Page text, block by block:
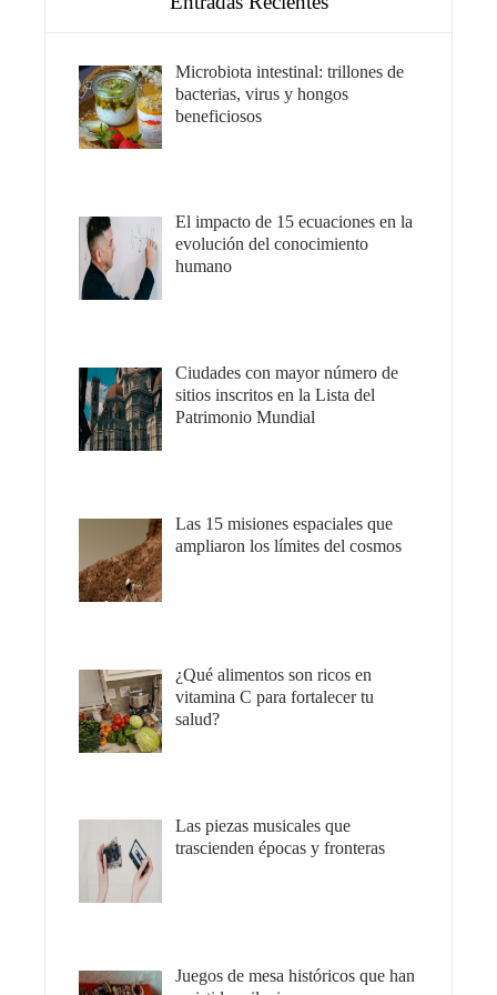
Microbiota intestinal: trillones de
bacterias, virus y hongos
beneficiosos
El impacto de 15 ecuaciones en la
evolución del conocimiento
humano
Ciudades con mayor número de
sitios inscritos en la Lista del
Patrimonio Mundial
Las 15 misiones espaciales que
ampliaron los límites del cosmos
¿Qué alimentos son ricos en
vitamina C para fortalecer tu
salud?
Las piezas musicales que
trascienden épocas y fronteras
Juegos de mesa históricos que han